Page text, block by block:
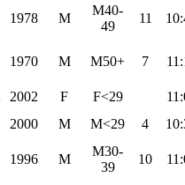
1978 M
M40-
49
11
1970 M M50+ 7
2002 F F<29
2000 M M<29 4
1996 M
M30-
39
10